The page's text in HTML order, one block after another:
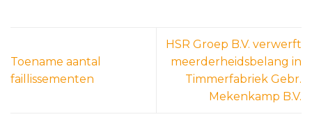
Toename aantal
faillissementen
HSR Groep B.V. verwerft
meerderheidsbelang in
Timmerfabriek Gebr.
Mekenkamp B.V.